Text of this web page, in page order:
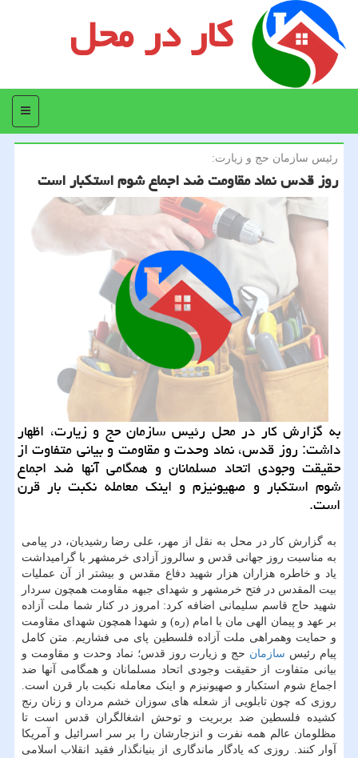
کار در محل
منو
رئیس سازمان حج و زیارت:
روز قدس نماد مقاومت ضد اجماع شوم استكبار است
به گزارش كار در محل رئیس سازمان حج و زیارت، اظهار
داشت: روز قدس، نماد وحدت و مقاومت و بیانی متفاوت از
حقیقت وجودی اتحاد مسلمانان و همگامی آنها ضد اجماع
شوم استكبار و صهیونیزم و اینك معامله نكبت بار قرن
است.
به گزارش کار در محل به نقل از مهر، علی رضا رشیدیان، در پیامی
به مناسبت روز جهانی قدس و سالروز آزادی خرمشهر با گرامیداشت
یاد و خاطره هزاران هزار شهید دفاع مقدس و بیشتر از آن عملیات
بیت المقدس در فتح خرمشهر و شهدای جبهه مقاومت همچون سردار
شهید حاج قاسم سلیمانی اضافه کرد: امروز در کنار شما ملت آزاده
بر عهد و پیمان الهی مان با امام (ره) و شهدا همچون شهدای مقاومت
و حمایت وهمراهی ملت آزاده فلسطین پای می فشاریم. متن کامل
پیام رئیس سازمان حج و زیارت روز قدس؛ نماد وحدت و مقاومت و
بیانی متفاوت از حقیقت وجودی اتحاد مسلمانان و همگامی آنها ضد
اجماع شوم استکبار و صهیونیزم و اینک معامله نکبت بار قرن است.
روزی که چون تابلویی از شعله های سوزان خشم مردان و زنان رنج
کشیده فلسطین ضد بربریت و توحش اشغالگران قدس است تا
مظلومان عالم همه نفرت و انزجارشان را بر سر اسرائیل و آمریکا
آوار کنند. روزی که یادگار ماندگاری از بنیانگذار فقید انقلاب اسلامی